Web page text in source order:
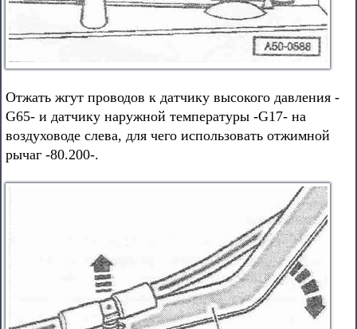
Отжать жгут проводов к датчику высокого давления -
G65- и датчику наружной температуры -G17- на
воздуховоде слева, для чего использовать отжимной
рычаг -80.200-.